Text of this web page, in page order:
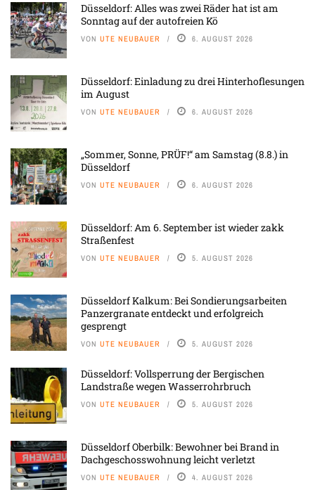
Düsseldorf: Alles was zwei Räder hat ist am
Sonntag auf der autofreien Kö
VON UTE NEUBAUER 6. AUGUST 2026
Düsseldorf: Einladung zu drei Hinterhoflesungen
im August
VON UTE NEUBAUER 6. AUGUST 2026
„Sommer, Sonne, PRÜF!“ am Samstag (8.8.) in
Düsseldorf
VON UTE NEUBAUER 6. AUGUST 2026
Düsseldorf: Am 6. September ist wieder zakk
Straßenfest
VON UTE NEUBAUER 5. AUGUST 2026
Düsseldorf Kalkum: Bei Sondierungsarbeiten
Panzergranate entdeckt und erfolgreich
gesprengt
VON UTE NEUBAUER 5. AUGUST 2026
Düsseldorf: Vollsperrung der Bergischen
Landstraße wegen Wasserrohrbruch
VON UTE NEUBAUER 5. AUGUST 2026
Düsseldorf Oberbilk: Bewohner bei Brand in
Dachgeschosswohnung leicht verletzt
VON UTE NEUBAUER 4. AUGUST 2026